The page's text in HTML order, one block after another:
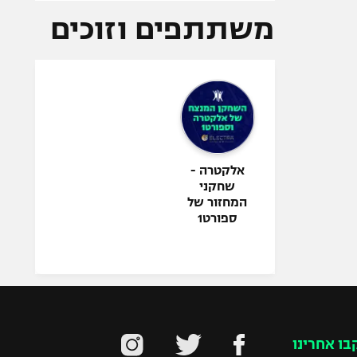
משתתפים וזוכים
אלקטרה -
שחקני
המחזור של
ספורט1
אחרינו